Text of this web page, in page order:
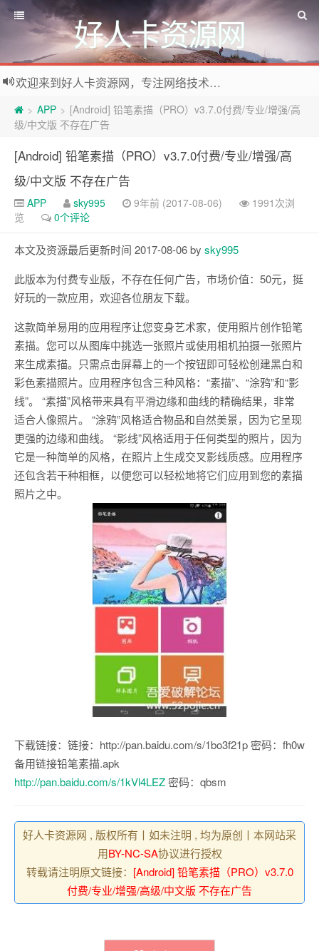
好人卡资源网
欢迎来到好人卡资源网，专注网络技术资源收集，我们不仅是网络资源的搬运工，也生产原创资源。寻找资源请留言或关注公众号:烈日下的男人
> APP > [Android] 铅笔素描（PRO）v3.7.0付费/专业/增强/高
级/中文版 不存在广告
[Android] 铅笔素描（PRO）v3.7.0付费/专业/增强/高
级/中文版 不存在广告
APP sky995 9年前 (2017-08-06)
1991次浏
览
0个评论
本文及资源最后更新时间 2017-08-06 by sky995
此版本为付费专业版，不存在任何广告，市场价值：50元，挺
好玩的一款应用，欢迎各位朋友下载。
这款简单易用的应用程序让您变身艺术家，使用照片创作铅笔
素描。您可以从图库中挑选一张照片或使用相机拍摄一张照片
来生成素描。只需点击屏幕上的一个按钮即可轻松创建黑白和
彩色素描照片。应用程序包含三种风格：“素描”、“涂鸦”和“影
线”。 “素描”风格带来具有平滑边缘和曲线的精确结果，非常
适合人像照片。 “涂鸦”风格适合物品和自然美景，因为它呈现
更强的边缘和曲线。 “影线”风格适用于任何类型的照片，因为
它是一种简单的风格，在照片上生成交叉影线质感。应用程序
还包含若干种相框，以便您可以轻松地将它们应用到您的素描
照片之中。
下载链接：链接：http://pan.baidu.com/s/1bo3f21p 密码：fh0w
备用链接铅笔素描.apk
http://pan.baidu.com/s/1kVl4LEZ 密码：qbsm
好人卡资源网 , 版权所有丨如未注明 , 均为原创丨本网站采
用BY-NC-SA协议进行授权
转载请注明原文链接： [Android] 铅笔素描（PRO）v3.7.0
付费/专业/增强/高级/中文版 不存在广告